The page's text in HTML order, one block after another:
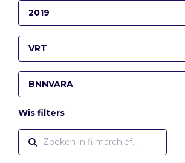
2019
VRT
BNNVARA
Wis filters